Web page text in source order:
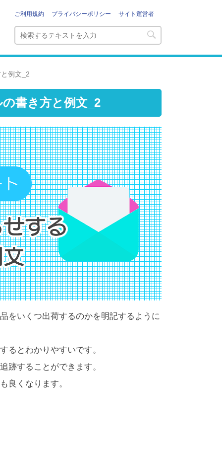
ご利用規約 プライバシーポリシー サイト運営者
例文_2
書き方と例文_2
をいくつ出荷するのかを明記するように
るとわかりやすいです。
跡することができます。
良くなります。